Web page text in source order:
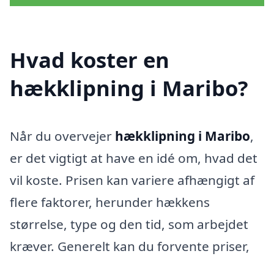
Hvad koster en
hækklipning i Maribo?
Når du overvejer hækklipning i Maribo,
er det vigtigt at have en idé om, hvad det
vil koste. Prisen kan variere afhængigt af
flere faktorer, herunder hækkens
størrelse, type og den tid, som arbejdet
kræver. Generelt kan du forvente priser,